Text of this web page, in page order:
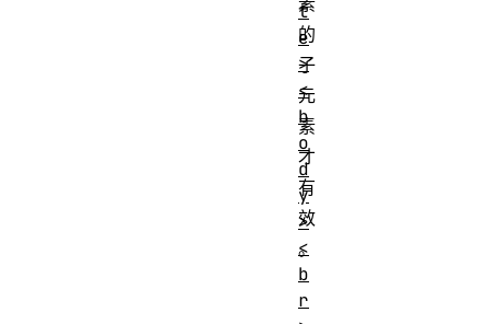
的
子
元
素
才
有
效
。
t
e
>
<
b
o
d
y
>
<
b
r